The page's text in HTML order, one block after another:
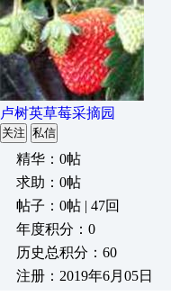
卢树英草莓采摘园
关注 私信
精华：0帖
求助：0帖
帖子：0帖 | 47回
年度积分：0
历史总积分：60
注册：2019年6月05日